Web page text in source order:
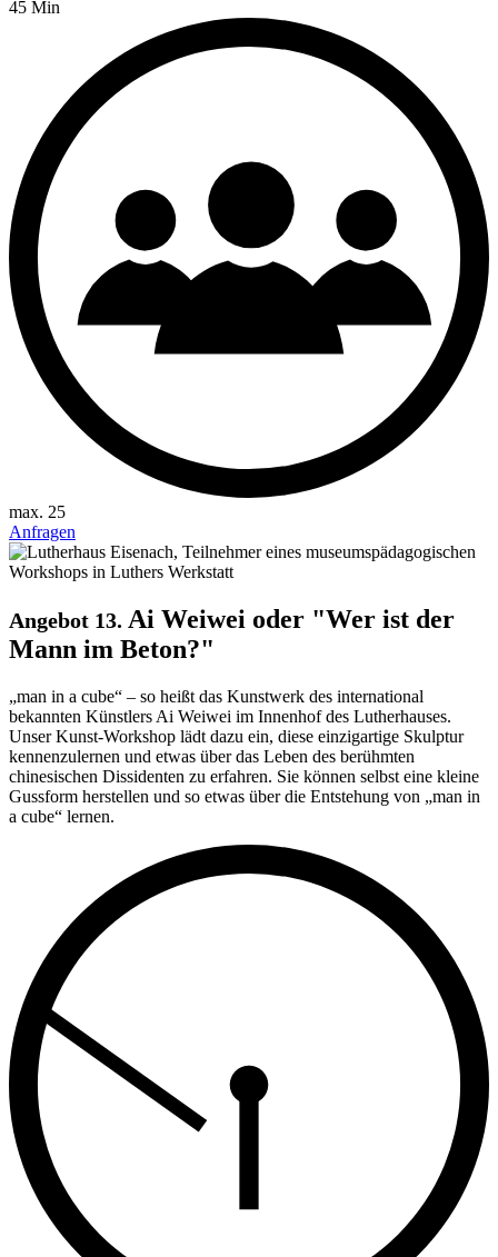
45 Min
max. 25
Anfragen
Angebot 13. Ai Weiwei oder "Wer ist der
Mann im Beton?"
„man in a cube“ – so heißt das Kunstwerk des international
bekannten Künstlers Ai Weiwei im Innenhof des Lutherhauses.
Unser Kunst-Workshop lädt dazu ein, diese einzigartige Skulptur
kennenzulernen und etwas über das Leben des berühmten
chinesischen Dissidenten zu erfahren. Sie können selbst eine kleine
Gussform herstellen und so etwas über die Entstehung von „man in
a cube“ lernen.